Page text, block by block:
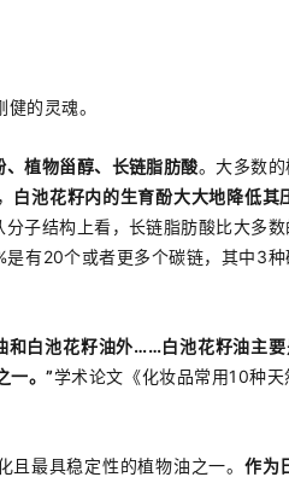
的灵魂。
植物甾醇、长链脂肪酸。大多数
白池花籽内的生育酚大大地降低
子结构上看，长链脂肪酸比大多
有20个或者更多个碳链，其中3
和白池花籽油外……白池花籽油主
一。”学术论文《化妆品常用10种
最具稳定性的植物油之一。 作为